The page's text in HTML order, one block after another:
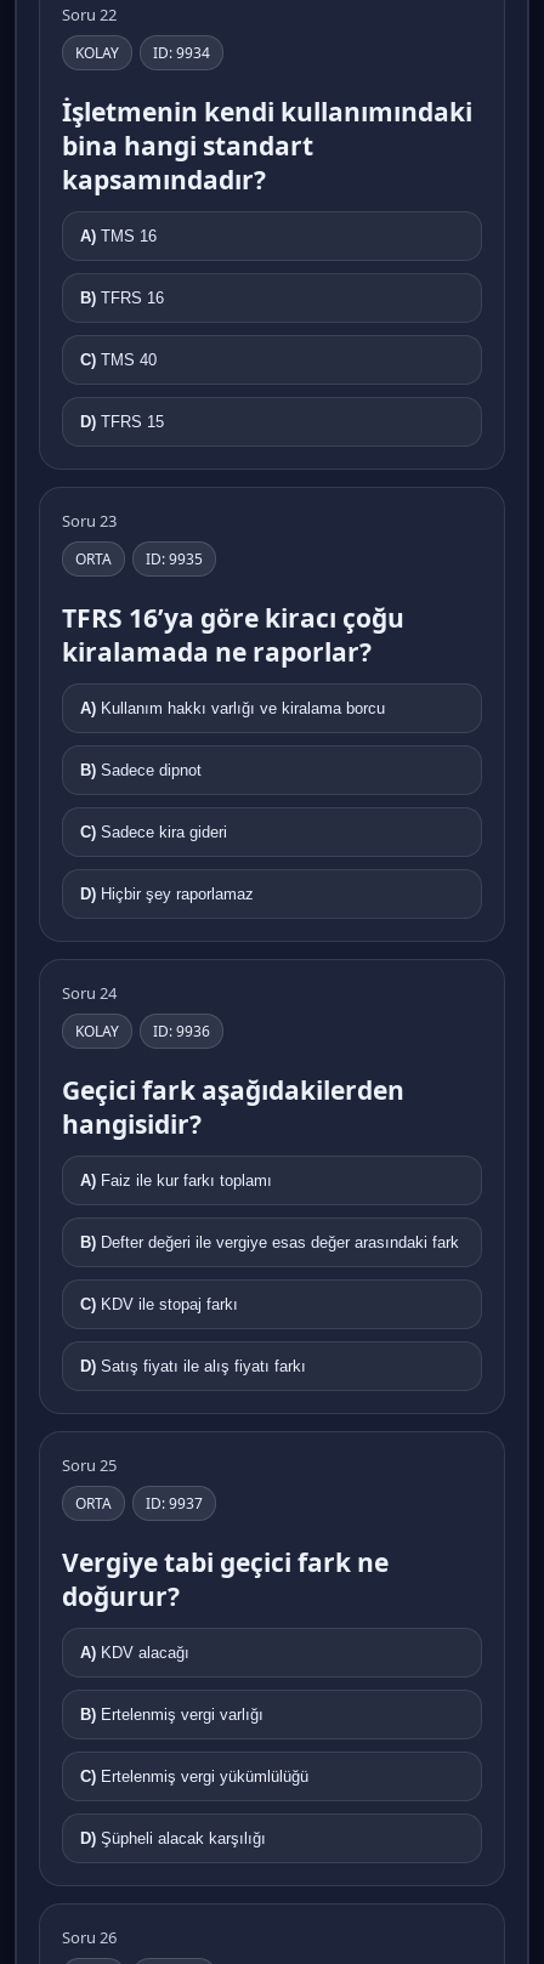
Soru 22
KOLAY ID: 9934
İşletmenin kendi kullanımındaki
bina hangi standart
kapsamındadır?
A) TMS 16
B) TFRS 16
C) TMS 40
D) TFRS 15
Soru 23
ORTA ID: 9935
TFRS 16’ya göre kiracı çoğu
kiralamada ne raporlar?
A) Kullanım hakkı varlığı ve kiralama borcu
B) Sadece dipnot
C) Sadece kira gideri
D) Hiçbir şey raporlamaz
Soru 24
KOLAY ID: 9936
Geçici fark aşağıdakilerden
hangisidir?
A) Faiz ile kur farkı toplamı
B) Defter değeri ile vergiye esas değer arasındaki fark
C) KDV ile stopaj farkı
D) Satış fiyatı ile alış fiyatı farkı
Soru 25
ORTA ID: 9937
Vergiye tabi geçici fark ne
doğurur?
A) KDV alacağı
B) Ertelenmiş vergi varlığı
C) Ertelenmiş vergi yükümlülüğü
D) Şüpheli alacak karşılığı
Soru 26